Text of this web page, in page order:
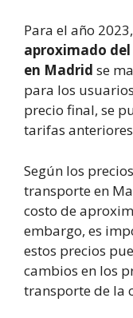
Para el año
aproximado
en Madrid se
para los
precio final, se
tarifas
Según los
transporte en
costo de
embargo, es
estos precios
cambios en los
transporte de la